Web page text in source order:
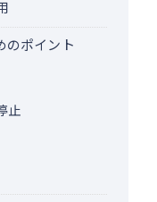
のポイント
止